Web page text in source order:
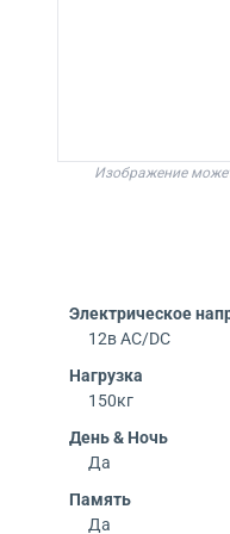
Изображение
Электрическое
12в AC/DC
Нагрузка
150кг
День & Ночь
Да
Память
Да